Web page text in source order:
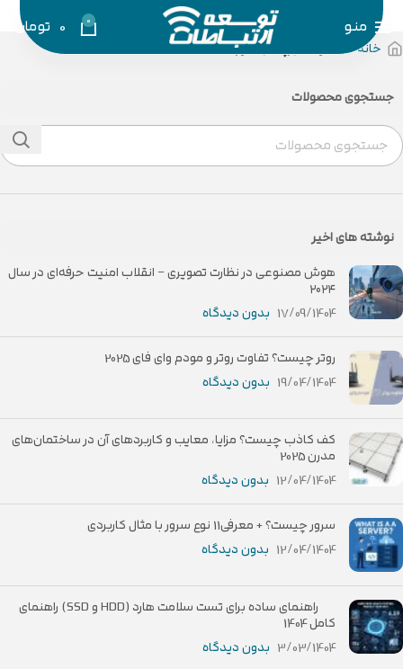
منو 0
0 تومان
خانه محصولات برچسب خورده “GK301”
جستجوی محصولات
نوشته های اخیر
هوش مصنوعی در نظارت تصویری – انقلاب امنیت حرفه‌ای در سال
۲۰۲۴
17/09/1404 بدون دیدگاه
روتر چیست؟ تفاوت روتر و مودم وای فای 2025
19/04/1404 بدون دیدگاه
کف کاذب چیست؟ مزایا، معایب و کاربردهای آن در ساختمان‌های
مدرن 2025
12/04/1404 بدون دیدگاه
سرور چیست؟ + معرفی11 نوع سرور با مثال کاربردی
12/04/1404 بدون دیدگاه
راهنمای ساده برای تست سلامت هارد (HDD و SSD) راهنمای
کامل 1404
3/03/1404 بدون دیدگاه